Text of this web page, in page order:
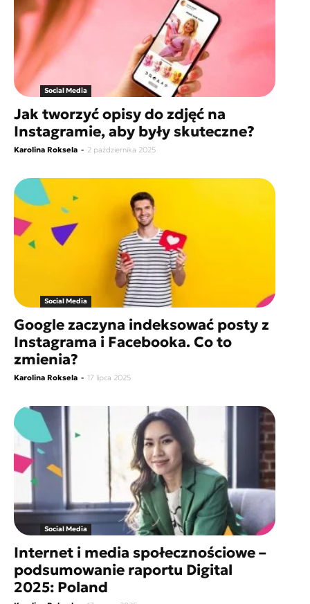
Social Media
Jak tworzyć opisy do zdjęć na
Instagramie, aby były skuteczne?
Karolina Roksela - 2 października 2025
Social Media
Google zaczyna indeksować posty z
Instagrama i Facebooka. Co to
zmienia?
Karolina Roksela - 17 lipca 2025
Social Media
Internet i media społecznościowe –
podsumowanie raportu Digital
2025: Poland